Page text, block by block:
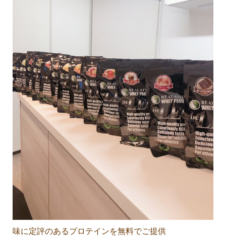
味に定評のあるプロテインを無料でご提供